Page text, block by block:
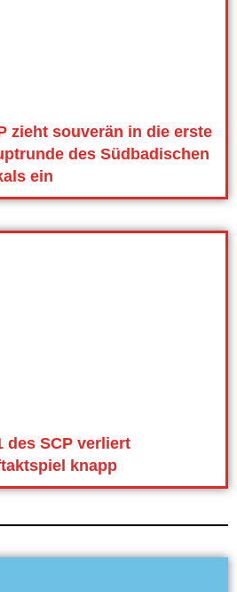
zieht souverän in die erste
des Südbadischen
ein
des SCP verliert
knapp